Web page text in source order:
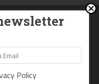
all'Unione Stampa
- USPI
N.4993 del 15 giugno 1982
Nowhere
Policy Cookie Policy
Policy